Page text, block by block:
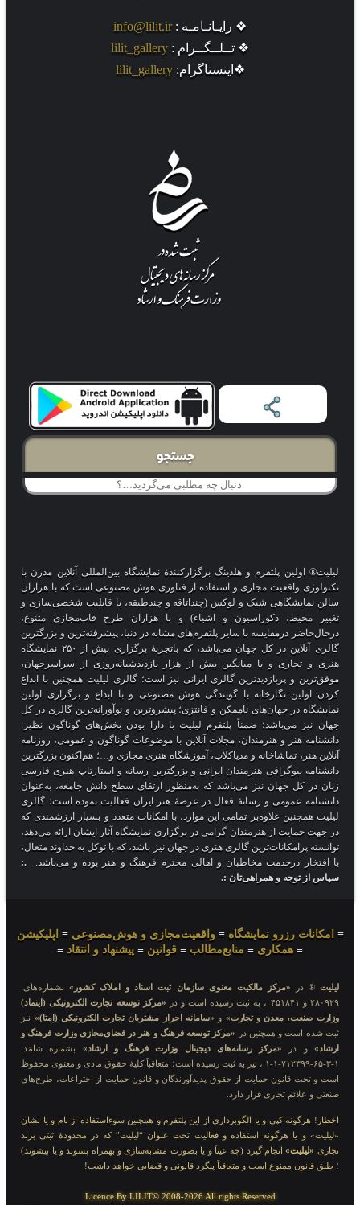
❖ رایـانـامـه : info@lilit.ir
❖ تــلــگــرام : lilit_gallery
❖اینستاگرام: lilit_gallery
جستجو
لیلیت® اولین پلتفرم و هلدینگ برگزارکنندهٔ نمایشگاه بین‌المللی آنلاین مدرن با
تکنولوژی واقعیت مجازی و استفاده از فناوری هوش مصنوعی است که با هزاران
سالن نمایشگاهی شیک و لوکس (چنداتاقه و چندطبقه، با قابلیت شخصی‌سازی و
تغییر محیط، دکوراسیون و اشیاء) و با هزاران طرح قاب‌مجازی متنوع،
درحال‌حاضر درمقایسه با سایر پلتفرم‌های مشابه در دنیا، پیشرفته‌ترین و بزرگترین
گالری آنلاین در کل جهان می‌باشد، که باتجربهٔ برگزاری بیش از ۲۵۰ نمایشگاه
هنری و تجاری و با میانگین بیش از هزار بازدیدشبانه‌روزی از سراسرجهان،
موفق‌ترین و پربازدیدترین گالری ایرانی نیز است؛ گالری لیلیت همچنین با ابداع
کردن اولین نگارخانه با گویندگی هوش مصنوعی و با ابداع و برگزاری اولین
نمایشگاه در جهان‌های ناممکن و فانتزی؛ پیشروترین و نوآورانه‌ترین گالری در کل
جهان نیز می‌باشد؛ ضمناً پلتفرم لیلیت با دارا بودن بخش‌های گوناگون نظیر:
دانشنامه هنر و هنرمندان، مجلات آنلاین با موضوعات گوناگون و عمومی، روزنامه
آنلاین هنر، تماشاخانه و مدیاکلاب، آموزشگاه هنری مجازی و…؛ هم‌اکنون بزرگترین
دانشنامه بیوگرافی هنرمندان ایرانی و بزرگترین رسانه و استارتاپ هنری فارسی
زبان در کل جهان نیز می‌باشد که به‌منظور ارتقای سطح دانش جامعه، به‌عنوان
دانشنامه عمومی و رسانهٔ فعال در عرصهٔ هنر ایران فعالیت نموده است؛ گالری
لیلیت همچنین علاوه‌بر تمامی این موارد، با امکانات متعدد و بسیار ارزشمندی که
در جهت حمایت از هنرمندان گرامی در برگزاری نمایشگاه آثار ایشان ارائه می‌دهد،
توانسته پرامکانات‌ترین گالری هنری در جهان نیز باشد، که با توکل به خداوند متعال،
با افتخار درخدمت مخاطبان و اهالی محترم فرهنگ و هنر بوده و می‌باشد. .:
سپاس از توجه و همراهی‌تان :.
≡ امکانات رزرو نمایشگاه ≡واقعیت‌مجازی و هوش‌مصنوعی ≡ اپلیکیشن
≡ همکاری ≡ منابع‌مطالب ≡ قوانین ≡ پیشنهاد و انتقاد ≡
لیلیت ® در «مرکز مالکیت معنوی سازمان ثبت اسناد و املاک کشور»بشماره‌های:
۲۸۰۹۲۹ و ۴۵۱۸۴۱ ، به ثبت رسیده است و در
«مرکز توسعه تجارت الکترونیکی (اینماد)
وزارت صنعت، معدن و تجارت» و «سامانه احراز مشتریان تجارت الکترونیکی (اِمتا)» نیز
ثبت شده است و همچنین در
«مرکز توسعه فرهنگ و هنر در فضای‌مجازی وزارت فرهنگ و
ارشاد» و در «مرکز رسانه‌های دیجیتال وزارت فرهنگ و ارشاد» بشماره شامَد:
۱-۳-۶۵-۷۱۲۳۹۹-۱-۱ ، نیز به ثبت رسیده است؛ متعاقباً کلیهٔ حقوق مادی و معنوی محفوظ
است و تحت قانون حمایت از حقوق پدیدآورندگان و قانون حمایت از اختراعات، طرح‌های
صنعتی و علائم تجاری قرار دارد.
اخطار! هرگونه کپی و یا الگوبرداری از این پلتفرم و همچنین سوءاستفاده از نام و یا نشان
«لیلیت» و یا هرگونه استفاده و فعالیت تحت عنوان “لیلیت” که در محدودهٔ ثبتی برند
تجاری «لیلیت»انجام گیرد (چه عیناً و یا بصورت مشابه‌سازی و بهمراه پسوند و یا پیشوند)
؛ طبق قانون ممنوع است و متعاقباً پیگرد قانونی و قضایی خواهد داشت!
Licence By LILIT© 2008-2026 All rights Reserved